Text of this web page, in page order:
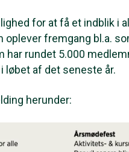
for at få et indblik i
oplever fremgang bl.a.
har rundet 5.000
løbet af det seneste år.
herunder: